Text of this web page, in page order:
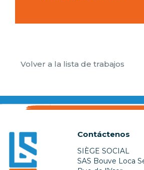
Volver a la lista de trabajos
Contáctenos
SIÈGE SOCIAL
SAS Bouve Loca